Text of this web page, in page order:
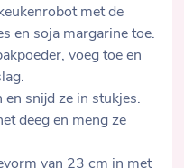
met de
en soja margarine toe.
voeg toe en
en snijd ze in stukjes.
deeg en meng ze
van 23 cm in met